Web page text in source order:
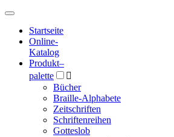
Hauptmenü
Hauptmenü
Startseite
Online-
Katalog
Produkt–
palette

Bücher
Braille-Alphabete
Zeitschriften
Schriftenreihen
Gotteslob